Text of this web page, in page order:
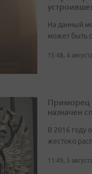
На данный
может быть
15:48, 4
Приморец
назначен
В 2016 году
жестоко
11:49, 5